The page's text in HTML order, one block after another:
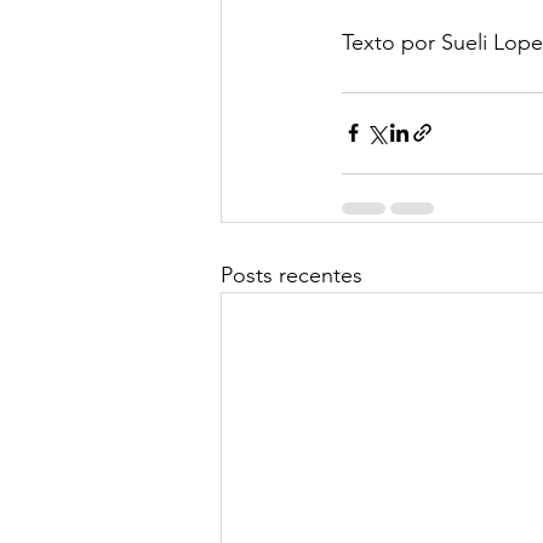
Texto por Sueli
Posts recentes